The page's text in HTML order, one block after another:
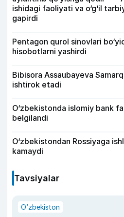
ishidagi faoliyati va o‘g‘il
gapirdi
Pentagon qurol sinovlari
hisobotlarni yashirdi
Bibisora Assaubayeva
ishtirok etadi
O‘zbekistonda islomiy bank
belgilandi
O‘zbekistondan Rossiyaga
kamaydi
Tavsiyalar
O‘zbekiston